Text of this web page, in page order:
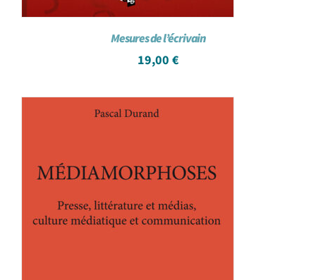
Mesures de l’écrivain
19,00 €